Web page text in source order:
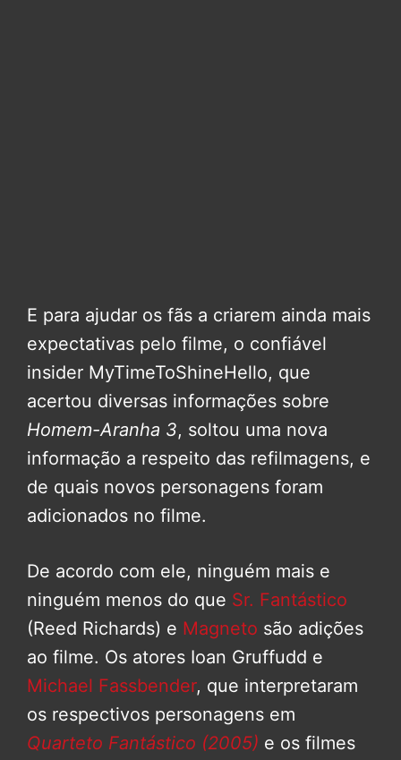
E para ajudar os fãs a criarem ainda mais
expectativas pelo filme, o confiável
insider MyTimeToShineHello, que
acertou diversas informações sobre
Homem-Aranha 3, soltou uma nova
informação a respeito das refilmagens, e
de quais novos personagens foram
adicionados no filme.
De acordo com ele, ninguém mais e
ninguém menos do que Sr. Fantástico
(Reed Richards) e Magneto são adições
ao filme. Os atores Ioan Gruffudd e
Michael Fassbender, que interpretaram
os respectivos personagens em
Quarteto Fantástico (2005) e os filmes